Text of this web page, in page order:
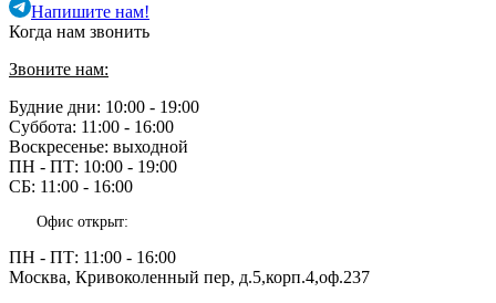
Напишите нам!
Когда нам звонить
Звоните нам:
Будние дни: 10:00 - 19:00
Суббота: 11:00 - 16:00
Воскресенье: выходной
ПН - ПТ: 10:00 - 19:00
СБ: 11:00 - 16:00
Офис открыт:
ПН - ПТ: 11:00 - 16:00
Москва, Кривоколенный пер, д.5,корп.4,оф.237